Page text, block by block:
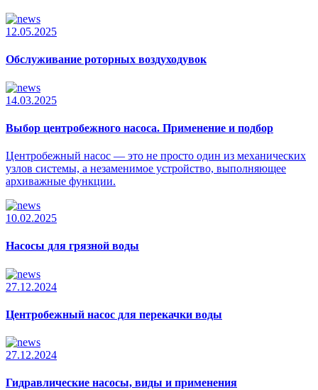
12.05.2025
Обслуживание роторных воздуходувок
14.03.2025
Выбор центробежного насоса. Применение и подбор
Центробежный насос — это не просто один из механических
узлов системы, а незаменимое устройство, выполняющее
архиважные функции.
10.02.2025
Насосы для грязной воды
27.12.2024
Центробежный насос для перекачки воды
27.12.2024
Гидравлические насосы, виды и применения